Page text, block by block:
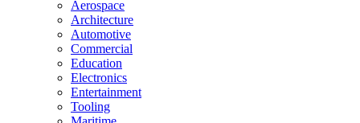
Aerospace
Architecture
Automotive
Commercial
Education
Electronics
Entertainment
Tooling